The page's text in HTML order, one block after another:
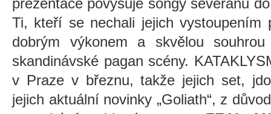
prezentace povyšuje songy seveřanů
Ti, kteří se nechali jejich vystoupením
dobrým výkonem a skvělou
skandinávské pagan scény.
v Praze v březnu, takže jejich set,
jejich aktuální novinky „Goliath“, z